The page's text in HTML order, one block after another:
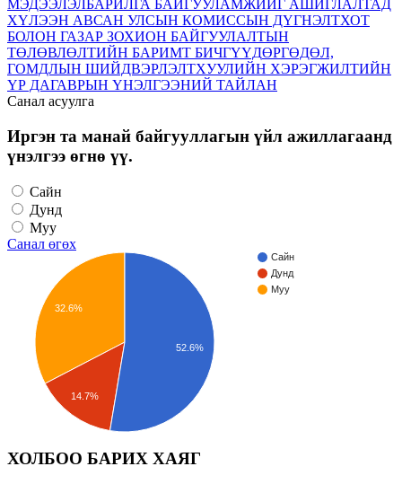
МЭДЭЭЛЭЛ БАРИЛГА БАЙГУУЛАМЖИЙГ АШИГЛАЛТАД
ХҮЛЭЭН АВСАН УЛСЫН КОМИССЫН ДҮГНЭЛТХОТ
БОЛОН ГАЗАР ЗОХИОН БАЙГУУЛАЛТЫН
ТӨЛӨВЛӨЛТИЙН БАРИМТ БИЧГҮҮДӨРГӨДӨЛ,
ГОМДЛЫН ШИЙДВЭРЛЭЛТХУУЛИЙН ХЭРЭГЖИЛТИЙН
ҮР ДАГАВРЫН ҮНЭЛГЭЭНИЙ ТАЙЛАН
Санал асуулга
Иргэн та манай байгууллагын үйл ажиллагаанд
үнэлгээ өгнө үү.
Сайн
Дунд
Муу
Санал өгөх
Сайн
Дунд
Муу
32.6%
14.7%
52.6%
ХОЛБОО БАРИХ ХАЯГ